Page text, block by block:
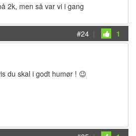
2k, men så var vi i gang
#24 | 1
du skal i godt humør ! 😉